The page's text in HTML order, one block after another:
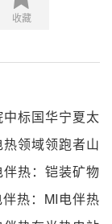
收藏
标国华宁夏太
光热发电项
领域领跑者山
入CSPPLAZA
热：铠装矿物
电缆在熔盐储
的重要作用
热：MI电伴热
光热发电中的